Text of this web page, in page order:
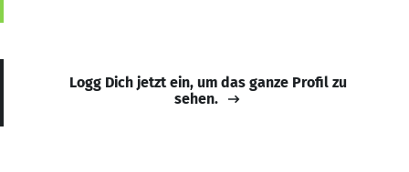
Logg Dich jetzt ein, um das ganze Profil zu
sehen.